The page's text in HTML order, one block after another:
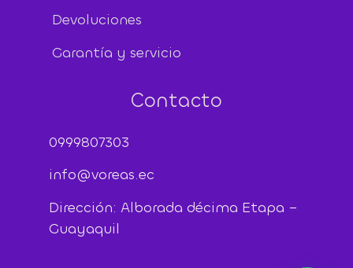
Devoluciones
Garantía y servicio
Contacto
0999807303
info@voreas.ec
Dirección: Alborada décima Etapa –
Guayaquil